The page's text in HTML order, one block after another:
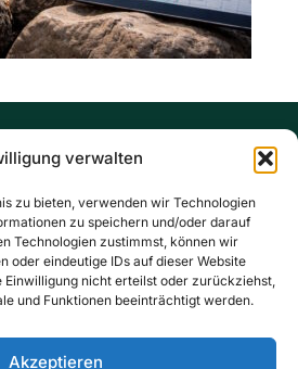
verwalten
zu bieten, verwenden wir Technologien
zu speichern und/oder darauf
Technologien zustimmst, können wir
oder eindeutige IDs auf dieser Website
Einwilligung nicht erteilst oder zurückziehst,
und Funktionen beeinträchtigt werden.
Akzeptieren
Exenberger GmbH
Analysen
DI Thomas
auf Ihre Anfrage.
von der Idee bis zur
Ausführung